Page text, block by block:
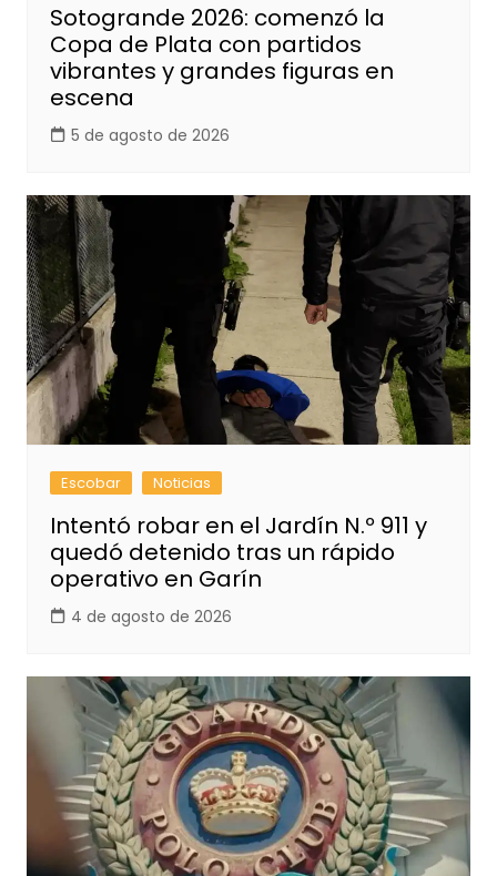
Sotogrande 2026: comenzó la
Copa de Plata con partidos
vibrantes y grandes figuras en
escena
5 de agosto de 2026
Escobar Noticias
Intentó robar en el Jardín N.º 911 y
quedó detenido tras un rápido
operativo en Garín
4 de agosto de 2026